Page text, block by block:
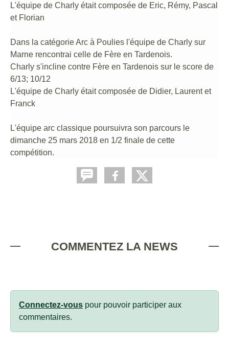
L'équipe de Charly était composée de Eric, Rémy, Pascal
et Florian
Dans la catégorie Arc à Poulies l'équipe de Charly sur
Marne rencontrai celle de Fère en Tardenois.
Charly s'incline contre Fère en Tardenois sur le score de
6/13; 10/12
L'équipe de Charly était composée de Didier, Laurent et
Franck
L'équipe arc classique poursuivra son parcours le
dimanche 25 mars 2018 en 1/2 finale de cette
compétition.
COMMENTEZ LA NEWS
Connectez-vous pour pouvoir participer aux
commentaires.